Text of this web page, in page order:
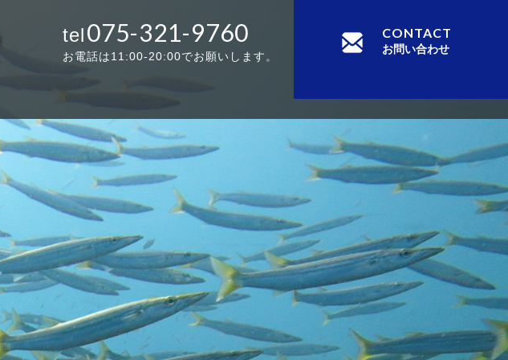
075-321-9760
お電話は11:00-20:00でお願いします。
CONTACT
お問い合わせ